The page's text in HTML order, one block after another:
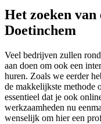
Het zoeken
Doetinchem
Veel bedrijven zullen
aan doen om ook een
huren. Zoals we eerder
de makkelijkste methode
essentieel dat je ook
werkzaamheden nu
wenselijk om hier een